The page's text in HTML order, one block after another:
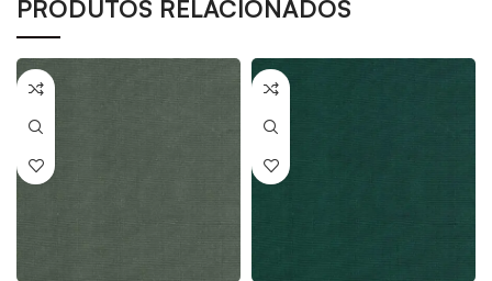
PRODUTOS RELACIONADOS